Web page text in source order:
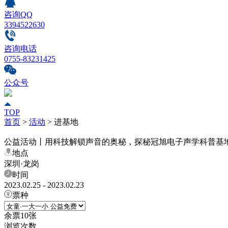
咨询QQ
3394522630
咨询电话
0755-83231425
公众号
TOP
首页 > 活动 > 进基地
公益活动丨用科技解锁声音的奥秘，探秘冠旭电子声学科普基
地点
深圳·龙岗
时间
2023.02.25 - 2023.02.23
票种
余票10张